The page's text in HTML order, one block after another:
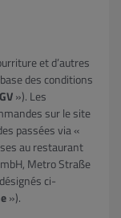
et d’autres
des conditions
»). Les
sur le site
passées via «
au restaurant
Metro Straße
ci-
»).